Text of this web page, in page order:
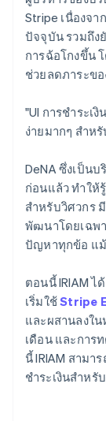
Stripe เนื่องจ
ปัจจุบัน รวมถึง
การฉ้อโกงขึ้น
ช่วยลดภาระข
"UI การชำระเ
ง่ายมากๆ สำหรั
DeNA ซึ่งเป็น
ก่อนแล้ว ทำให้
สำหรับวิศวกร
พัฒนาโดยเฉพ
ปัญหาทุกข้อ แ
ตอนนี้ IRIAM ไ
เริ่มใช้Stripe
และผสานลงใ
เดือน และการ
นี้ IRIAM สามา
ชำระเงินสำหรั